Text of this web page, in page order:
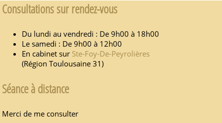
Consultations sur rendez-vous
Du lundi au vendredi : De 9h00 à 18h00
Le samedi : De 9h00 à 12h00
En cabinet sur Ste-Foy-De-Peyrolières
(Région Toulousaine 31)
Séance à distance
Merci de me consulter